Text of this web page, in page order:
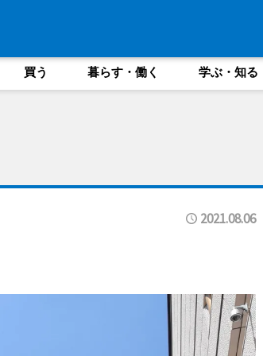
買う 暮らす・働く 学ぶ・知る
2021.08.06